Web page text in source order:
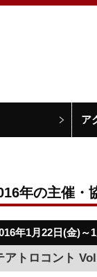
ア
年の主催・
年1月22日(金)～
アトロコント